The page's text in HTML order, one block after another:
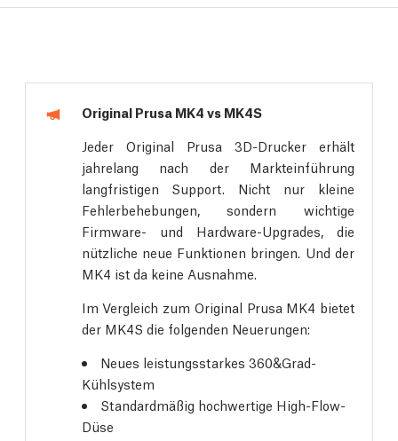
Original Prusa MK4 vs MK4S
Jeder Original Prusa 3D-Drucker erhält
jahrelang nach der Markteinführung
langfristigen Support. Nicht nur kleine
Fehlerbehebungen, sondern wichtige
Firmware- und Hardware-Upgrades, die
nützliche neue Funktionen bringen. Und der
MK4 ist da keine Ausnahme.
Im Vergleich zum Original Prusa MK4 bietet
der MK4S die folgenden Neuerungen:
Neues leistungsstarkes 360&Grad-
Kühlsystem
Standardmäßig hochwertige High-Flow-
Düse